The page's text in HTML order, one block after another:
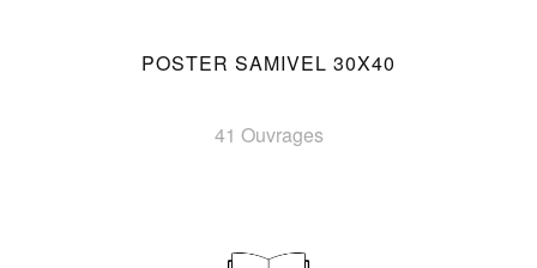
POSTER SAMIVEL 30X40
41 Ouvrages